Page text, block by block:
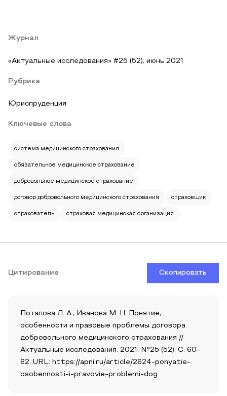
Журнал
«Актуальные исследования» #25 (52), июнь 2021
Рубрика
Юриспруденция
Ключевые слова
система медицинского страхования
обязательное медицинское страхование
добровольное медицинское страхование
договор добровольного медицинского страхования страховщик
страхователь страховая медицинская организация
Цитирование Скопировать
Потапова Л. А., Иванова М. Н. Понятие,
особенности и правовые проблемы договора
добровольного медицинского страхования //
Актуальные исследования. 2021. №25 (52). С. 60-
62. URL: https://apni.ru/article/2624-ponyatie-
osobennosti-i-pravovie-problemi-dog